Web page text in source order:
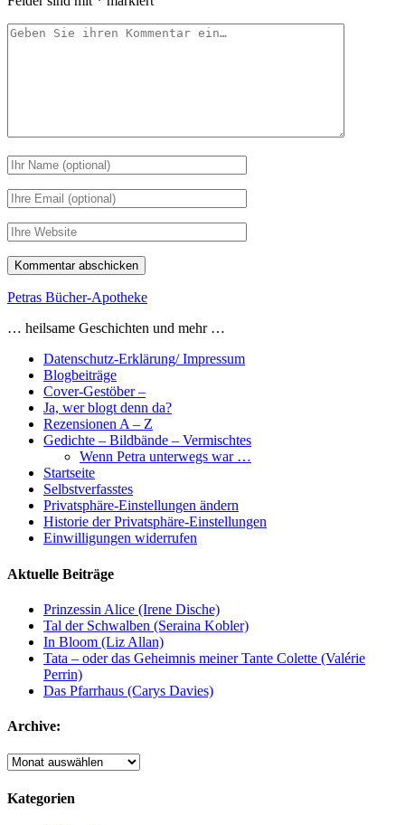
Ihr
Ihr
Name
Ihre
Email
Webseiten
URL
Petras Bücher-Apotheke
… heilsame Geschichten und mehr …
Datenschutz-Erklärung/ Impressum
Blogbeiträge
Cover-Gestöber –
Ja, wer blogt denn da?
Rezensionen A – Z
Gedichte – Bildbände – Vermischtes
Wenn Petra unterwegs war …
Startseite
Selbstverfasstes
Privatsphäre-Einstellungen ändern
Historie der Privatsphäre-Einstellungen
Einwilligungen widerrufen
Aktuelle Beiträge
Prinzessin Alice (Irene Dische)
Tal der Schwalben (Seraina Kobler)
In Bloom (Liz Allan)
Tata – oder das Geheimnis meiner Tante Colette (Valérie
Perrin)
Das Pfarrhaus (Carys Davies)
Archive:
Archive:
Kategorien